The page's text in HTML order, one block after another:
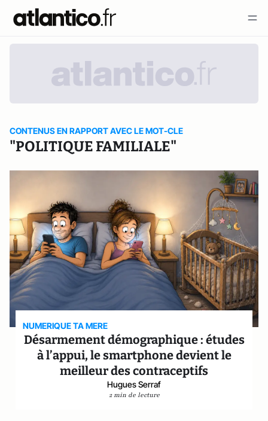
CONTENUS EN RAPPORT AVEC LE MOT-CLE
"POLITIQUE FAMILIALE"
NUMERIQUE TA MERE
Désarmement démographique : études
à l’appui, le smartphone devient le
meilleur des contraceptifs
Hugues Serraf
2 min de lecture